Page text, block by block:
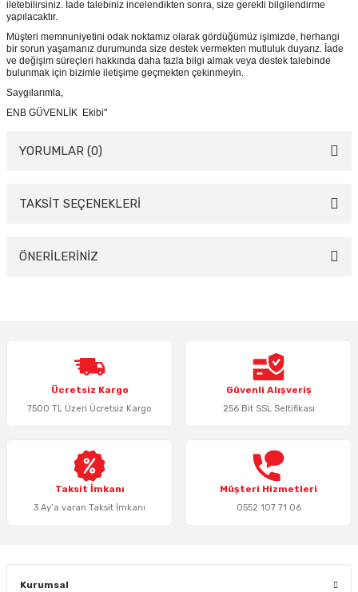
iletebilirsiniz. İade talebiniz incelendikten sonra, size gerekli bilgilendirme
yapılacaktır.
Müşteri memnuniyetini odak noktamız olarak gördüğümüz işimizde, herhangi
bir sorun yaşamanız durumunda size destek vermekten mutluluk duyarız. İade
ve değişim süreçleri hakkında daha fazla bilgi almak veya destek talebinde
bulunmak için bizimle iletişime geçmekten çekinmeyin.
Saygılarımla,
ENB GÜVENLİK Ekibi"
YORUMLAR (0)
Bu ürüne ilk yorumu siz yapın!
TAKSİT SEÇENEKLERİ
ÖNERİLERİNİZ
Ürün resmi kalitesiz, bozuk veya görüntülenemiyor.
Ürün açıklamasında eksik bilgiler bulunuyor.
Ürün bilgilerinde hatalar bulunuyor.
Bu ürüne benzer farklı alternatifler olmalı.
Ücretsiz Kargo
7500 TL Üzeri Ücretsiz Kargo
Güvenli Alışveriş
256 Bit SSL Seltifikası
Taksit İmkanı
3 Ay’a varan Taksit İmkanı
Müşteri Hizmetleri
0552 107 71 06
Kurumsal